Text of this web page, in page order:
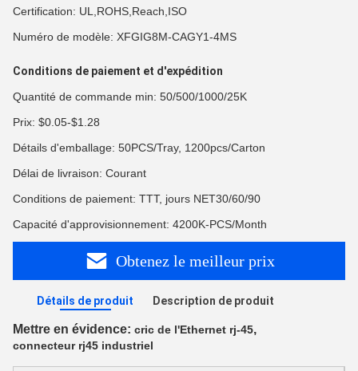
Certification: UL,ROHS,Reach,ISO
Numéro de modèle: XFGIG8M-CAGY1-4MS
Conditions de paiement et d'expédition
Quantité de commande min: 50/500/1000/25K
Prix: $0.05-$1.28
Détails d'emballage: 50PCS/Tray, 1200pcs/Carton
Délai de livraison: Courant
Conditions de paiement: TTT, jours NET30/60/90
Capacité d'approvisionnement: 4200K-PCS/Month
Obtenez le meilleur prix
Détails de produit Description de produit
Mettre en évidence: cric de l'Ethernet rj-45,
connecteur rj45 industriel